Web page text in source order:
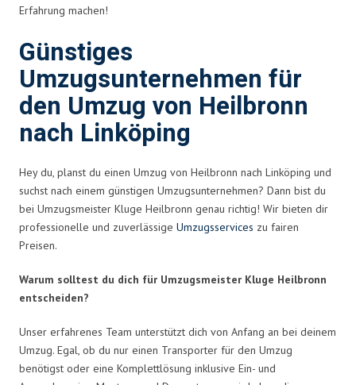
Erfahrung machen!
Günstiges
Umzugsunternehmen für
den Umzug von Heilbronn
nach Linköping
Hey du, planst du einen Umzug von Heilbronn nach Linköping und
suchst nach einem günstigen Umzugsunternehmen? Dann bist du
bei Umzugsmeister Kluge Heilbronn genau richtig! Wir bieten dir
professionelle und zuverlässige Umzugsservices zu fairen
Preisen.
Warum solltest du dich für Umzugsmeister Kluge Heilbronn
entscheiden?
Unser erfahrenes Team unterstützt dich von Anfang an bei deinem
Umzug. Egal, ob du nur einen Transporter für den Umzug
benötigst oder eine Komplettlösung inklusive Ein- und